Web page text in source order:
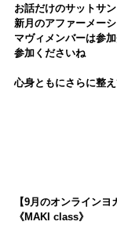
お話だけのサットサ
新月のアファーメー
マヴィメンバーは参
参加くださいね
心身ともにさらに整
【9月のオンラインヨ
《MAKI class》